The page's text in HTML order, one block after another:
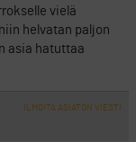
vielä
helvatan paljon
asia hatuttaa
ILMOITA ASIATON VIESTI